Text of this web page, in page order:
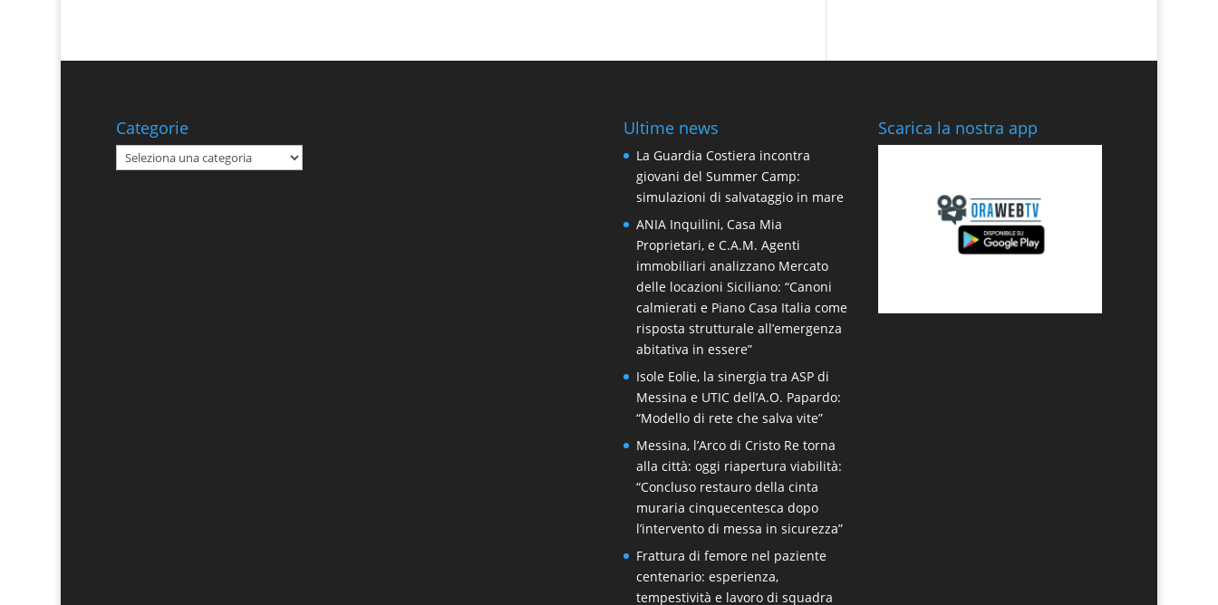
Categorie
Categorie
Ultime news
La Guardia Costiera incontra
giovani del Summer Camp:
simulazioni di salvataggio in mare
ANIA Inquilini, Casa Mia
Proprietari, e C.A.M. Agenti
immobiliari analizzano Mercato
delle locazioni Siciliano: “Canoni
calmierati e Piano Casa Italia come
risposta strutturale all’emergenza
abitativa in essere”
Isole Eolie, la sinergia tra ASP di
Messina e UTIC dell’A.O. Papardo:
“Modello di rete che salva vite”
Messina, l’Arco di Cristo Re torna
alla città: oggi riapertura viabilità:
“Concluso restauro della cinta
muraria cinquecentesca dopo
l’intervento di messa in sicurezza”
Frattura di femore nel paziente
centenario: esperienza,
tempestività e lavoro di squadra
Scarica la nostra app